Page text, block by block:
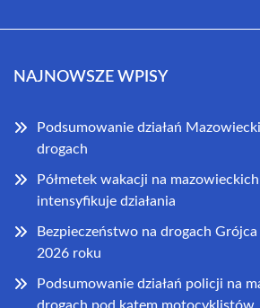
NAJNOWSZE WPISY
Podsumowanie działań
drogach
Półmetek wakacji na
intensyfikuje działania
Bezpieczeństwo na drogach
2026 roku
Podsumowanie działań policji na
drogach pod kątem motocyklistów